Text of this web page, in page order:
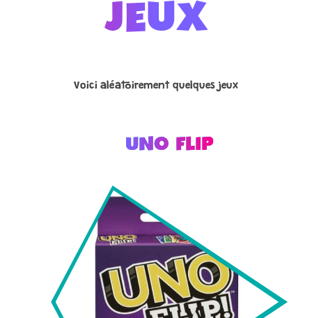
JEUX
Voici aléatoirement quelques jeux
UNO FLIP